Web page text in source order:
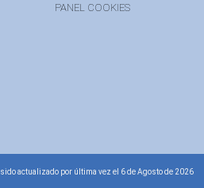
PANEL COOKIES
actualizado por última vez el 6 de Agosto de 2026